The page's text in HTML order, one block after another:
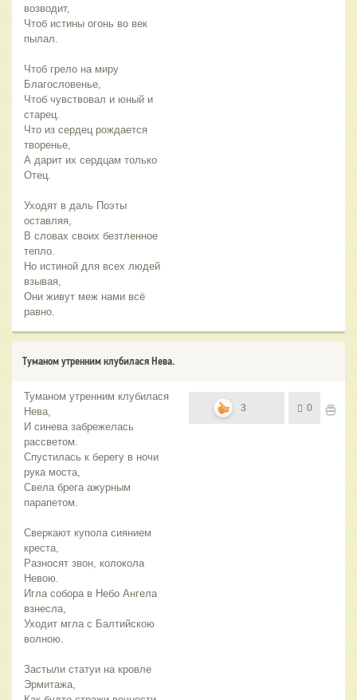
возводит,
Чтоб истины огонь во век
пылал.
Чтоб грело на миру
Благословенье,
Чтоб чувствовал и юный и
старец.
Что из сердец рождается
творенье,
А дарит их сердцам только
Отец.
Уходят в даль Поэты
оставляя,
В словах своих безтленное
тепло.
Но истиной для всех людей
взывая,
Они живут меж нами всё
равно.
Туманом утренним клубилася Нева.
Туманом утренним клубилася
Нева,
И синева забрежелась
рассветом.
Спустилась к берегу в ночи
рука моста,
Свела брега ажурным
парапетом.
Сверкают купола сиянием
креста,
Разносят звон, колокола
Невою.
Игла собора в Небо Ангела
взнесла,
Уходит мгла с Балтийскою
волною.
Застыли статуи на кровле
Эрмитажа,
3 0